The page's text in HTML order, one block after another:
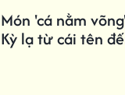
Món 'cá nằm
Kỳ lạ từ cái tên